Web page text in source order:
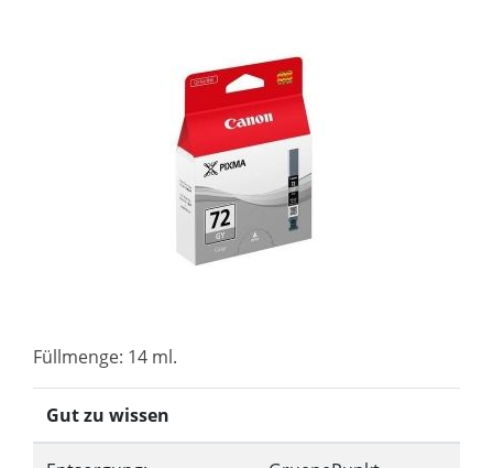
Füllmenge: 14 ml.
Gut zu wissen